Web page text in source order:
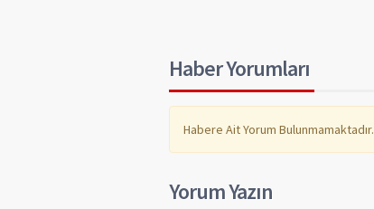
Haber Yorumları
Habere Ait Yorum Bulunmamaktadır.
Yorum Yazın